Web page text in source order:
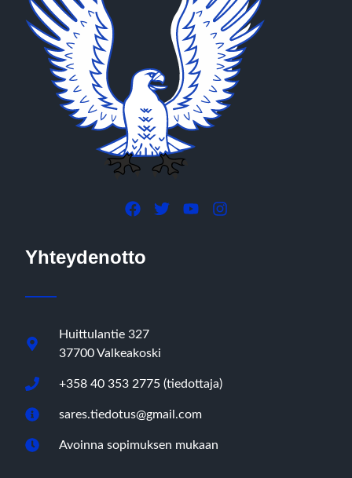
Yhteydenotto
Huittulantie 327
37700 Valkeakoski
+358 40 353 2775 (tiedottaja)
sares.tiedotus@gmail.com
Avoinna sopimuksen mukaan